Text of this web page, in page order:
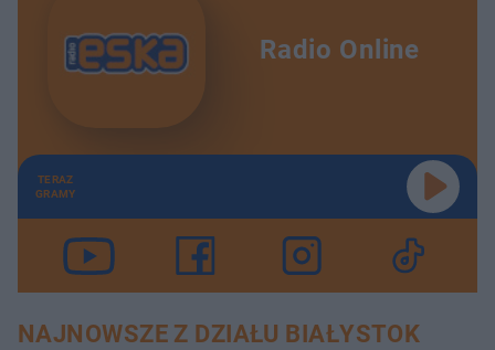
Radio Online
TERAZ
GRAMY
NAJNOWSZE Z DZIAŁU BIAŁYSTOK